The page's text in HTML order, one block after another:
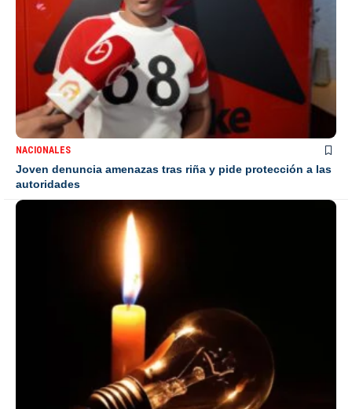
NACIONALES
Joven denuncia amenazas tras riña y pide protección a las
autoridades